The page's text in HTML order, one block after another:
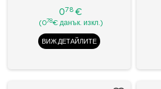
Цена
078 €
(078€ данък. изкл.)
ВИЖ ДЕТАЙЛИТЕ